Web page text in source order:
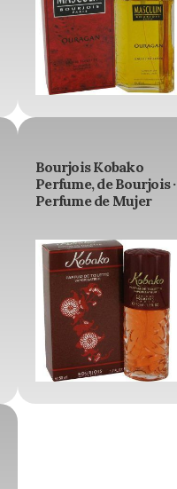
Bourjois Kobako
Perfume, de Bourjois ·
Perfume de Mujer